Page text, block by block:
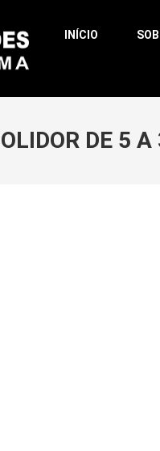
INÍCIO
DE 5 A